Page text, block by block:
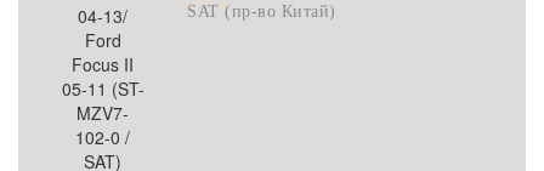
SAT (пр-во Китай)